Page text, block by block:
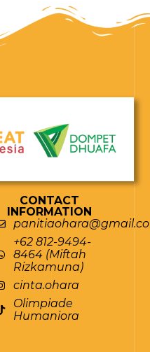
CONTACT
INFORMATION
+62 812-9494-
8464 (Miftah
Rizkamuna)
cinta.ohara
Olimpiade
Humaniora